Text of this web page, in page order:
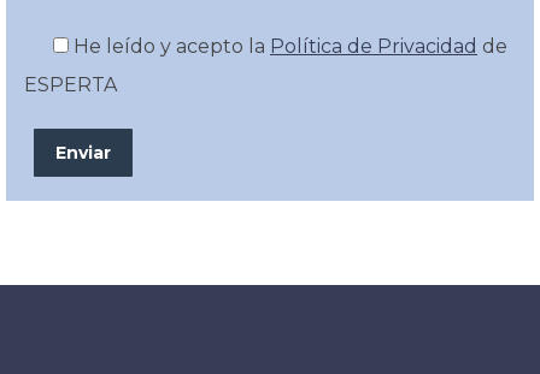
He leído y acepto la Política de Privacidad de
ESPERTA